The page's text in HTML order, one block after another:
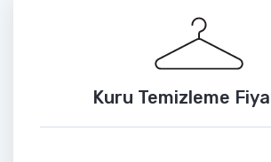
Kuru Temizleme